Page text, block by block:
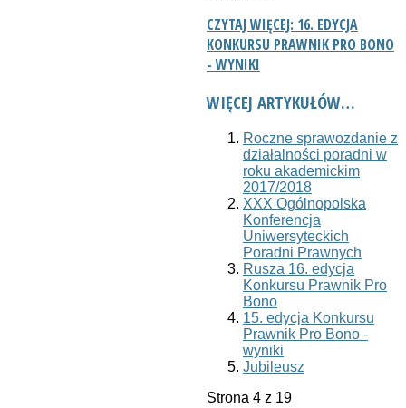
CZYTAJ WIĘCEJ: 16. EDYCJA
KONKURSU PRAWNIK PRO BONO
- WYNIKI
WIĘCEJ ARTYKUŁÓW…
Roczne sprawozdanie z
działalności poradni w
roku akademickim
2017/2018
XXX Ogólnopolska
Konferencja
Uniwersyteckich
Poradni Prawnych
Rusza 16. edycja
Konkursu Prawnik Pro
Bono
15. edycja Konkursu
Prawnik Pro Bono -
wyniki
Jubileusz
Strona 4 z 19